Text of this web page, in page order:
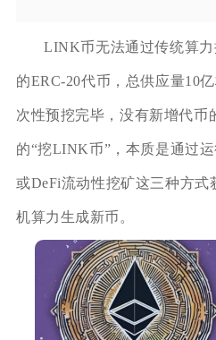
LINK币无法通过传统算
的ERC-20代币，总供应量10
次性预挖完毕，没有新增代币
的“挖LINK币”，本质是通过
或DeFi流动性挖矿这三种方
机算力生成新币。